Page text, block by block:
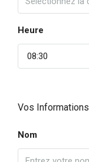
Heure
08:30
Vos Informations
Nom